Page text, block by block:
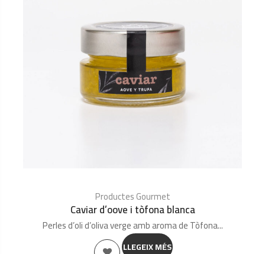
Productes Gourmet
Caviar d’oove i tòfona blanca
Perles d’oli d’oliva verge amb aroma de Tòfona...
LLEGEIX MÉS